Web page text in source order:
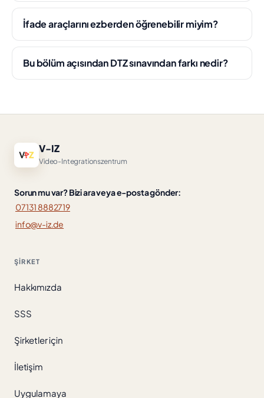
İfade araçlarını ezberden öğrenebilir miyim?
Bu bölüm açısından DTZ sınavından farkı nedir?
V-IZ
Video-Integrationszentrum
Sorun mu var? Bizi ara veya e-posta gönder:
07131 8882719
info@v-iz.de
ŞIRKET
Hakkımızda
SSS
Şirketler için
İletişim
Uygulamaya